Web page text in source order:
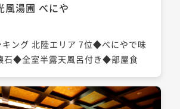
風湯圃 べにや
ング 北陸エリア 7位◆べにやで味
石◆全室半露天風呂付き◆部屋食